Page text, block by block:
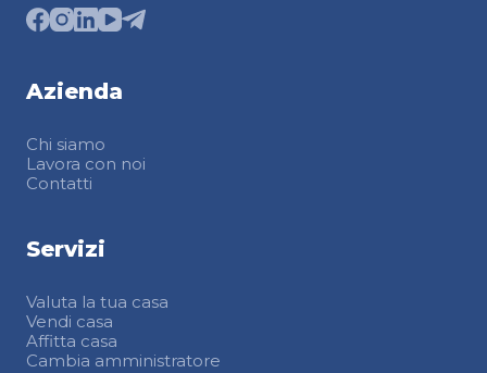
Azienda
Chi siamo
Lavora con noi
Contatti
Servizi
Valuta la tua casa
Vendi casa
Affitta casa
Cambia amministratore